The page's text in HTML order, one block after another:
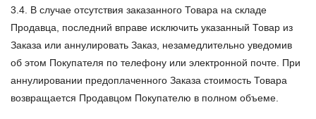
3.4. В случае отсутствия заказанного Товара на складе
Продавца, последний вправе исключить указанный Товар из
Заказа или аннулировать Заказ, незамедлительно уведомив
об этом Покупателя по телефону или электронной почте. При
аннулировании предоплаченного Заказа стоимость Товара
возвращается Продавцом Покупателю в полном объеме.